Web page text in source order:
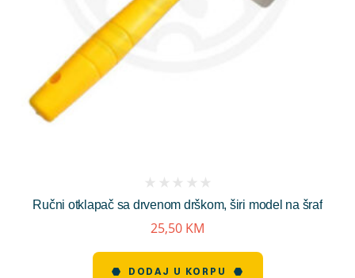
Ručni otklapač sa drvenom drškom, širi model na šraf
reviews)
25,50 KM
DODAJ U KORPU